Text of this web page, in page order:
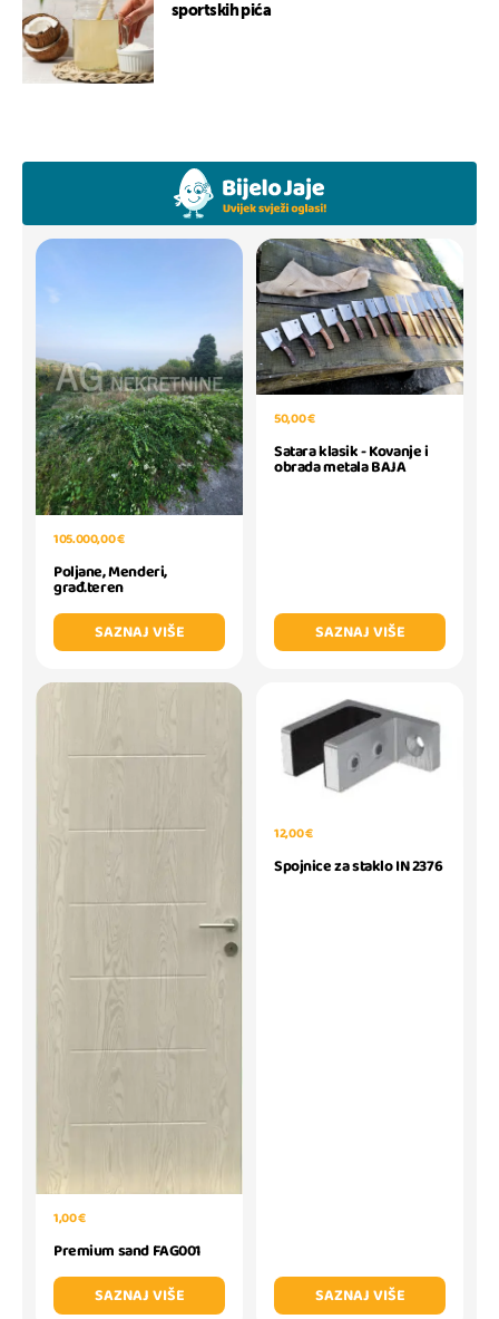
sportskih pića
105.000,00 €
Poljane, Menderi,
građ.teren
SAZNAJ VIŠE
50,00 €
Satara klasik - Kovanje i
obrada metala BAJA
SAZNAJ VIŠE
1,00 €
Premium sand FAG001
SAZNAJ VIŠE
12,00 €
Spojnice za staklo IN 2376
SAZNAJ VIŠE